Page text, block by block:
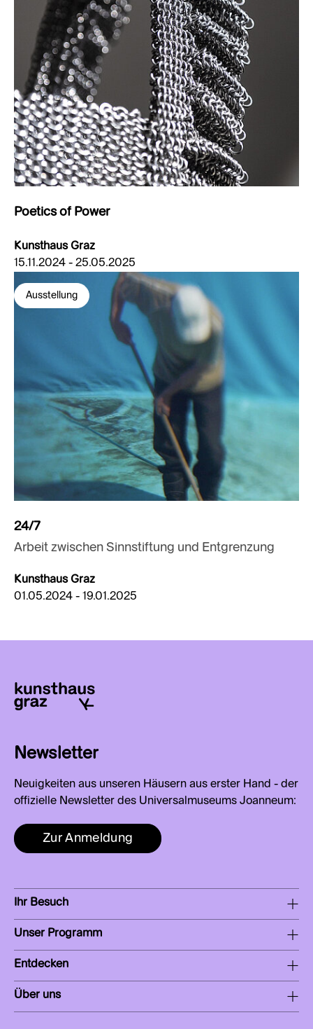
Poetics of Power
Kunsthaus Graz
15.11.2024 - 25.05.2025
Ausstellung
24/7
Arbeit zwischen Sinnstiftung und Entgrenzung
Kunsthaus Graz
01.05.2024 - 19.01.2025
Newsletter
Neuigkeiten aus unseren Häusern aus erster Hand - der
offizielle Newsletter des Universalmuseums Joanneum:
Zur Anmeldung
Ihr Besuch
Unser Programm
Entdecken
Über uns